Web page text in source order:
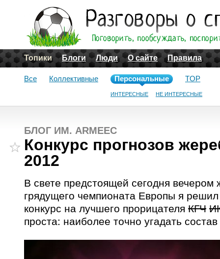
Топики Блоги Люди О сайте Правила
Все Коллективные Персональные
ИНТЕРЕСНЫЕ НЕ ИНТЕРЕСНЫЕ
TOP
БЛОГ ИМ. ARMEEC
Конкурс прогнозов
2012
В свете предстоящей сегодня вечером
грядущего чемпионата Европы я решил
конкурс на лучшего прорицателя КГЧ
проста: наиболее точно угадать